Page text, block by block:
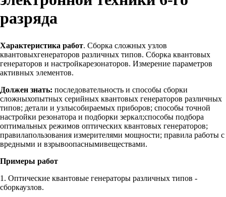
разряда
Характеристика работ. Сборка сложных узлов
квантовыхгенераторов различных типов. Сборка квантовых
генераторов и настройкарезонаторов. Измерение параметров
активных элементов.
Должен знать: последовательность и способы сборки
сложныхопытных серийных квантовых генераторов различных
типов; детали и узлысобираемых приборов; способы точной
настройки резонатора и подборки зеркал;способы подбора
оптимальных режимов оптических квантовых генераторов;
правилапользования измерителями мощности; правила работы с
вредными и взрывоопаснымивеществами.
Примеры работ
1. Оптические квантовые генераторы различных типов -
сборкаузлов.